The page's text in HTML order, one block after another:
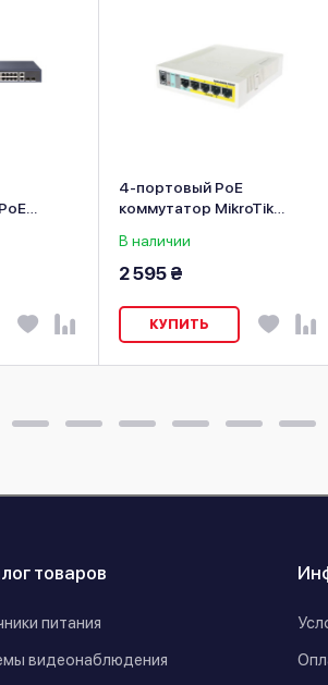
4-портовый PoE
коммутатор MikroTik
4P)
В наличии
2 595 ₴
КУПИТЬ
товаров
питания
видеонаблюдения